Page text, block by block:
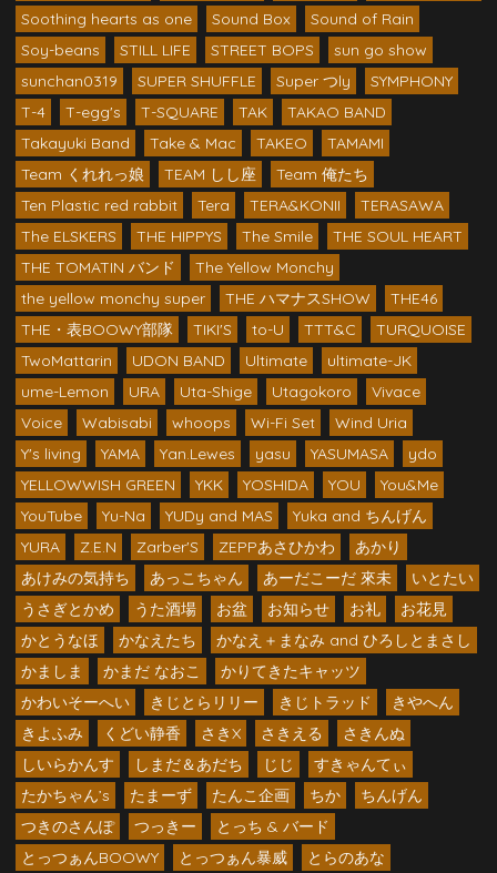
Soothing hearts as one
Sound Box
Sound of Rain
Soy-beans
STILL LIFE STREET BOPS
sun go show
sunchan0319
SUPER SHUFFLE Super つly
SYMPHONY
T-4
T-egg's T-SQUARE TAK
TAKAO BAND
Takayuki Band
Take & Mac TAKEO
TAMAMI
Team くれれっ娘
TEAM しし座
Team 俺たち
Ten Plastic red rabbit
Tera TERA&KONII
TERASAWA
The ELSKERS
THE HIPPYS The Smile
THE SOUL HEART
THE TOMATIN バンド
The Yellow Monchy
the yellow monchy super
THE ハマナスSHOW
THE46
THE・表BOOWY部隊
TIKI'S to-U TTT&C
TURQUOISE
TwoMattarin
UDON BAND Ultimate
ultimate-JK
ume-Lemon
URA Uta-Shige Utagokoro
Vivace
Voice
Wabisabi whoops Wi-Fi Set
Wind Uria
Y's living
YAMA Yan.Lewes yasu YASUMASA
ydo
YELLOWWISH GREEN
YKK YOSHIDA YOU
You&Me
YouTube
Yu-Na YUDy and MAS
Yuka and ちんげん
YURA
Z.E.N Zarber'S ZEPPあさひかわ
あかり
あけみの気持ち
あっこちゃん あーだこーだ 來未
いとたい
うさぎとかめ
うた酒場 お盆 お知らせ お礼
お花見
かとうなほ
かなえたち
かなえ＋まなみ and ひろしとまさし
かましま
かまだ なおこ
かりてきたキャッツ
かわいそーへい
きじとらリリー きじトラッド
きやへん
きよふみ
くどい静香 さきX さきえる
さきんぬ
しいらかんす
しまだ＆あだち じじ
すきゃんてぃ
たかちゃん’s
たまーず たんこ企画 ちか
ちんげん
つきのさんぽ
つっきー
とっち & バード
とっつぁんBOOWY
とっつぁん暴威 とらのあな